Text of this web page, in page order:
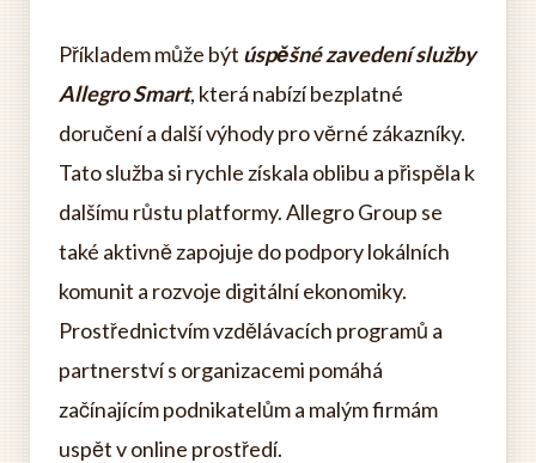
Příkladem může být úspěšné zavedení služby
Allegro Smart, která nabízí bezplatné
doručení a další výhody pro věrné zákazníky.
Tato služba si rychle získala oblibu a přispěla k
dalšímu růstu platformy. Allegro Group se
také aktivně zapojuje do podpory lokálních
komunit a rozvoje digitální ekonomiky.
Prostřednictvím vzdělávacích programů a
partnerství s organizacemi pomáhá
začínajícím podnikatelům a malým firmám
uspět v online prostředí.